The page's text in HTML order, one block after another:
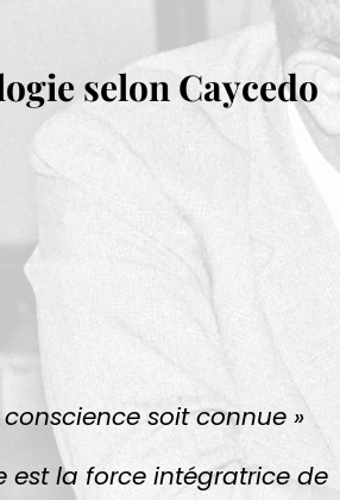
selon Caycedo
soit connue »
est la force intégratrice de